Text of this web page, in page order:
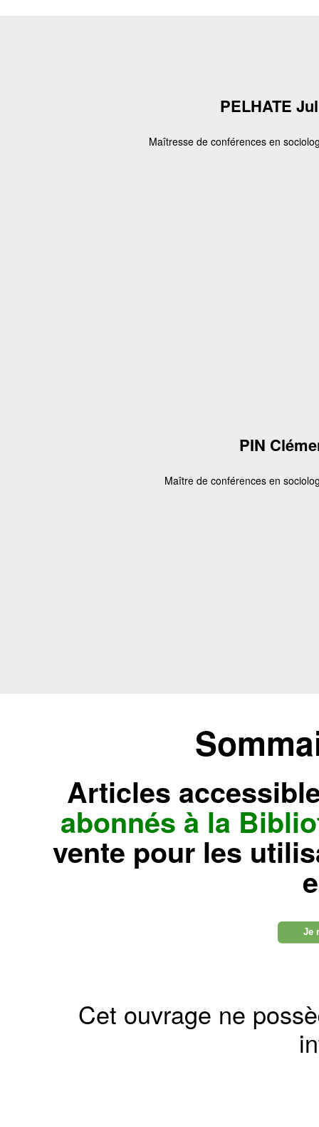
PELHATE
Maîtresse de conférences en
PIN
Maître de conférences en
Articles
abonnés à la
vente pour les
Je
Cet ouvrage ne